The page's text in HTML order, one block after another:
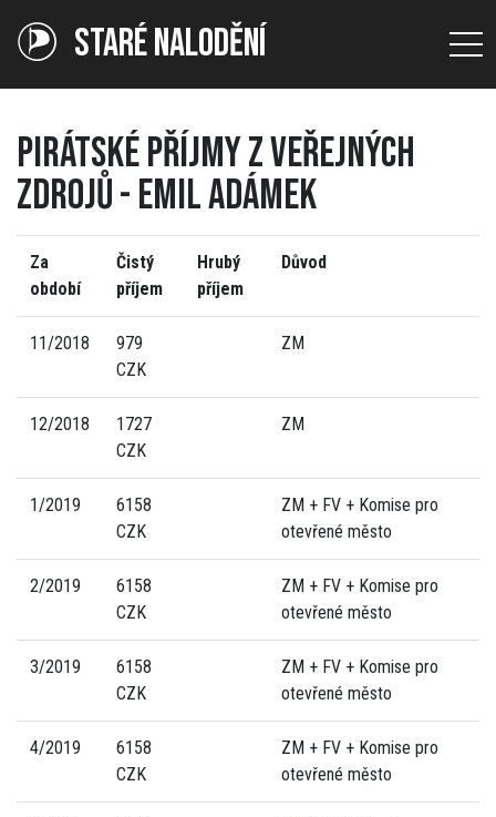
STARÉ NALODĚNÍ
PIRÁTSKÉ PŘÍJMY Z VEŘEJNÝCH
ZDROJŮ - EMIL ADÁMEK
Za
období
Čistý
příjem
Hrubý
příjem
Důvod
11/2018
979
CZK
ZM
12/2018
1727
CZK
ZM
1/2019
6158
CZK
ZM + FV + Komise pro
otevřené město
2/2019
6158
CZK
ZM + FV + Komise pro
otevřené město
3/2019
6158
CZK
ZM + FV + Komise pro
otevřené město
4/2019
6158
CZK
ZM + FV + Komise pro
otevřené město